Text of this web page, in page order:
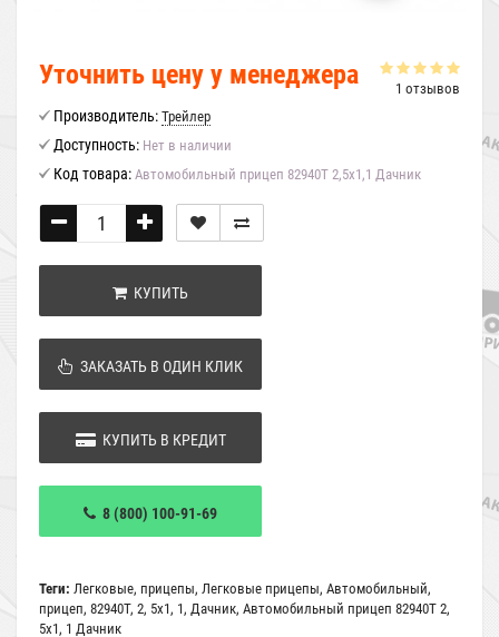
1 отзывов
Уточнить цену у менеджера
Производитель: Трейлер
Доступность: Нет в наличии
Код товара: Автомобильный прицеп 82940Т 2,5х1,1 Дачник
КУПИТЬ
ЗАКАЗАТЬ В ОДИН КЛИК
КУПИТЬ В КРЕДИТ
8 (800) 100-91-69
Теги: Легковые, прицепы, Легковые прицепы, Автомобильный,
прицеп, 82940Т, 2, 5х1 , 1 , Дачник, Автомобильный прицеп 82940Т 2,
5х1 , 1 Дачник